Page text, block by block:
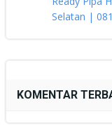
Selatan |
KOMENTAR